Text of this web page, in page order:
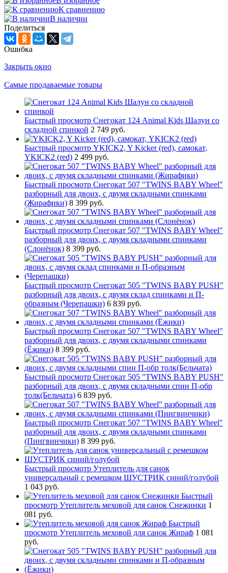
К сравнению
В наличии
Поделиться
Ошибка
Закрыть окно
Самые продаваемые товары
Быстрый просмотр Снегокат 124 Animal Kids Шалун со
складной спинкой 2 749 руб.
Быстрый просмотр YKICK2, Y Kicker (red), самокат,
YKICK2 (red) 2 499 руб.
Быстрый просмотр Снегокат 507 "TWINS BABY Wheel"
разборный для двоих, с двумя складными спинками
(Жирафики) 8 399 руб.
Быстрый просмотр Снегокат 507 "TWINS BABY Wheel"
разборный для двоих, с двумя складными спинками
(Слонёнок) 8 399 руб.
Быстрый просмотр Снегокат 505 "TWINS BABY PUSH"
разборный для двоих, с двумя склад спинками и П-
образным (Черепашки) 6 839 руб.
Быстрый просмотр Снегокат 507 "TWINS BABY Wheel"
разборный для двоих, с двумя складными спинками
(Ёжики) 8 399 руб.
Быстрый просмотр Снегокат 505 "TWINS BABY PUSH"
разборный для двоих, с двумя складными спин П-обр
толк(Бельчата) 6 839 руб.
Быстрый просмотр Снегокат 507 "TWINS BABY Wheel"
разборный для двоих, с двумя складными спинками
(Пингвинчики) 8 399 руб.
Быстрый просмотр Утеплитель для санок
универсальный с ремешком ШУСТРИК синий/голубой
1 043 руб.
Быстрый
просмотр Утеплитель меховой для санок Снежинки 1
081 руб.
Быстрый
просмотр Утеплитель меховой для санок Жираф 1 081
руб.